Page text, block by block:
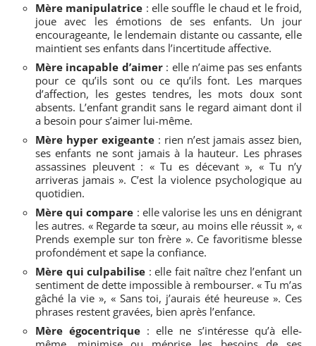
Mère manipulatrice : elle souffle le chaud et le froid,
joue avec les émotions de ses enfants. Un jour
encourageante, le lendemain distante ou cassante, elle
maintient ses enfants dans l’incertitude affective.
Mère incapable d’aimer: elle n’aime pas ses enfants
pour ce qu’ils sont ou ce qu’ils font. Les marques
d’affection, les gestes tendres, les mots doux sont
absents. L’enfant grandit sans le regard aimant dont il
a besoin pour s’aimer lui-même.
Mère hyper exigeante : rien n’est jamais assez bien,
ses enfants ne sont jamais à la hauteur. Les phrases
assassines pleuvent : « Tu es décevant », « Tu n’y
arriveras jamais ». C’est la violence psychologique au
quotidien.
Mère qui compare : elle valorise les uns en dénigrant
les autres. « Regarde ta sœur, au moins elle réussit », «
Prends exemple sur ton frère ». Ce favoritisme blesse
profondément et sape la confiance.
Mère qui culpabilise : elle fait naître chez l’enfant un
sentiment de dette impossible à rembourser. « Tu m’as
gâché la vie », « Sans toi, j’aurais été heureuse ». Ces
phrases restent gravées, bien après l’enfance.
Mère égocentrique : elle ne s’intéresse qu’à elle-